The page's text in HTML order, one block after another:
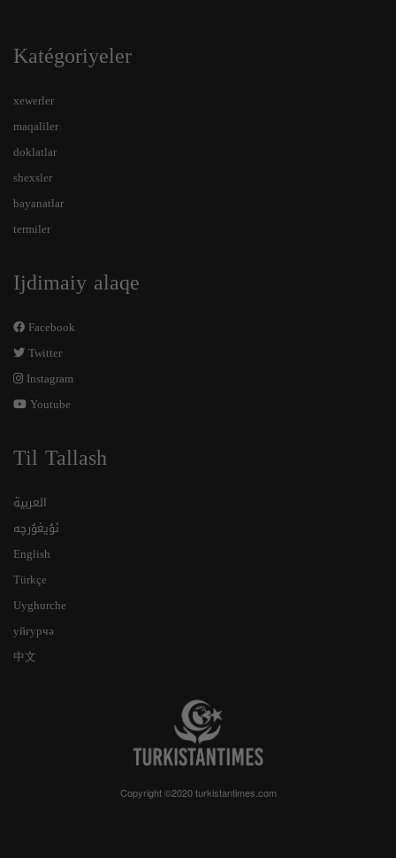
Katégoriyeler
xewerler
maqaliler
doklatlar
shexsler
bayanatlar
termiler
Ijdimaiy alaqe
Facebook
Twitter
Instagram
Youtube
Til Tallash
العربية
ئۇيغۇرچە
English
Türkçe
Uyghurche
уйғурчә
中文
Copyright ©2020 turkistantimes.com